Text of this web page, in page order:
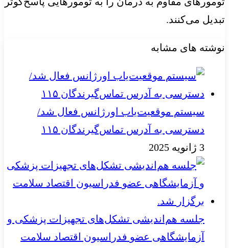
تبدیل می‌کنند.
نوشته های مشابه
سیستم موقعیت‌یاب اورژانس فعال شد/
دسترسی به آدرس تماس‌گیرندگان ۱۱۵
3 ژانویه 2025
جلسه هم‌اندیشی تشکل‌های تجهیزات پزشکی و
آزمایشگاهی عضو فدراسیون اقتصاد سلامت